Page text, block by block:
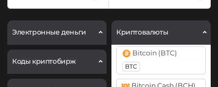
Электронные деньги
Коды криптобирж
Криптовалюты
Bitcoin (BTC)
BTC